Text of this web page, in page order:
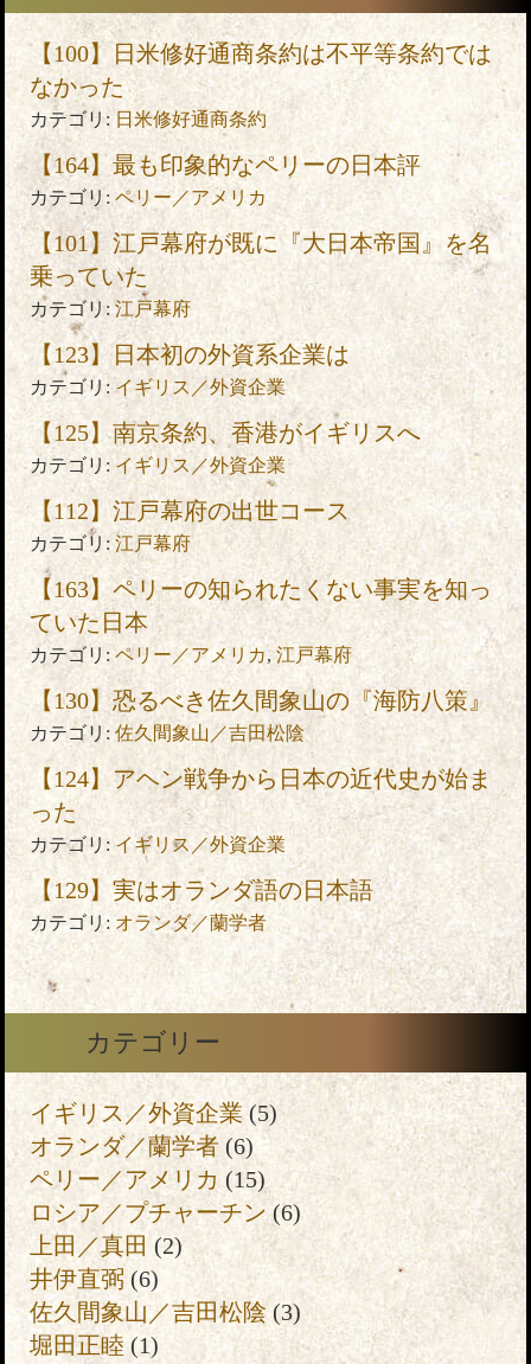
【100】日米修好通商条約は不平等条約では
なかった
カテゴリ: 日米修好通商条約
【164】最も印象的なペリーの日本評
カテゴリ: ペリー／アメリカ
【101】江戸幕府が既に『大日本帝国』を名
乗っていた
カテゴリ:江戸幕府
【123】日本初の外資系企業は
カテゴリ:イギリス／外資企業
【125】南京条約、香港がイギリスへ
カテゴリ:イギリス／外資企業
【112】江戸幕府の出世コース
カテゴリ:江戸幕府
【163】ペリーの知られたくない事実を知っ
ていた日本
カテゴリ:ペリー／アメリカ,江戸幕府
【130】恐るべき佐久間象山の『海防八策』
カテゴリ: 佐久間象山／吉田松陰
【124】アヘン戦争から日本の近代史が始ま
った
カテゴリ: イギリス／外資企業
【129】実はオランダ語の日本語
カテゴリ: オランダ／蘭学者
カテゴリー
イギリス／外資企業(5)
オランダ／蘭学者(6)
ペリー／アメリカ (15)
ロシア／プチャーチン(6)
上田／真田 (2)
井伊直弼 (6)
佐久間象山／吉田松陰(3)
堀田正睦 (1)